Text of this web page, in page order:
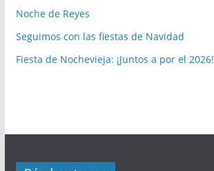
s
u
b
i
Noche de Reyes
Seguimos con las fiestas de Navidad
Fiesta de Nochevieja: ¡Juntos a por el 2026!